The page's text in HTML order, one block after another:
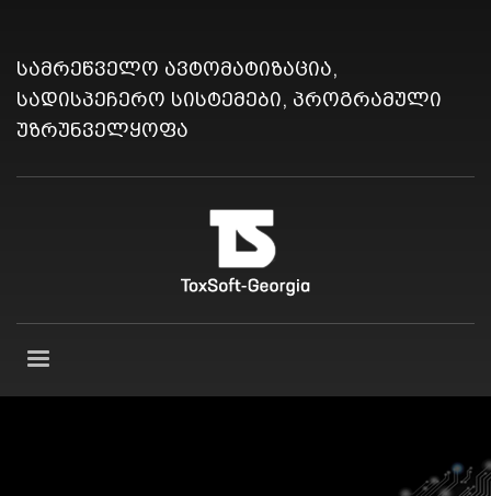
სამრეწველო ავტომატიზაცია,
სადისპეჩერო სისტემები, პროგრამული
უზრუნველყოფა